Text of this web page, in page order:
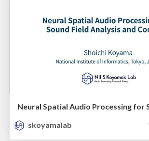
skoyamalab